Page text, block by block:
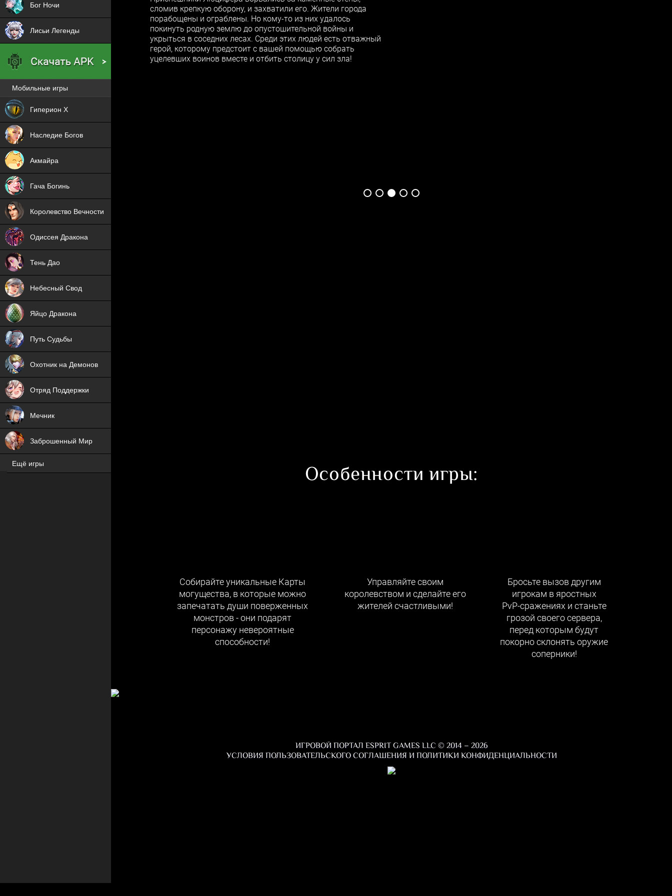
сломив крепкую оборону, и захватили его. Жители города
порабощены и ограблены. Но кому-то из них удалось
покинуть родную землю до опустошительной войны и
укрыться в соседних лесах. Среди этих людей есть отважный
герой, которому предстоит с вашей помощью собрать
уцелевших воинов вместе и отбить столицу у сил зла!
Особенности игры:
Собирайте уникальные Карты
могущества, в которые можно
запечатать души поверженных
монстров - они подарят
персонажу невероятные
способности!
Управляйте своим
королевством и сделайте его
жителей счастливыми!
Бросьте вызов другим
игрокам в яростных
PvP-сражениях и станьте
грозой своего сервера,
перед которым будут
покорно склонять оружие
соперники!
ИГРОВОЙ ПОРТАЛ ESPRIT GAMES LLC © 2014 – 2026
УСЛОВИЯ ПОЛЬЗОВАТЕЛЬСКОГО СОГЛАШЕНИЯИ ПОЛИТИКИ КОНФИДЕНЦИАЛЬНОСТИ
Бог Ночи
Лисьи Легенды
Мобильные игры
Гиперион Х
Наследие Богов
NEW
Акмайра
NEW
Гача Богинь
NEW
Королевство Вечности
NEW
Одиссея Дракона
NEW
Тень Дао
NEW
Небесный Свод
NEW
Яйцо Дракона
NEW
Путь Судьбы
NEW
Охотник на Демонов
ХИТ
Отряд Поддержки
ХИТ
Мечник
Заброшенный Мир
NEW
Ещё игры